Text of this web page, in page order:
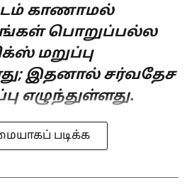
காணாமல்
பொறுப்பல்ல
மறுப்பு
இதனால் சர்வதேச
எழுந்துள்ளது.
படிக்க